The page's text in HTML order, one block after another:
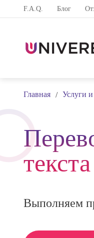
F.A.Q. Блог
Главная / Услуги
Выполняем